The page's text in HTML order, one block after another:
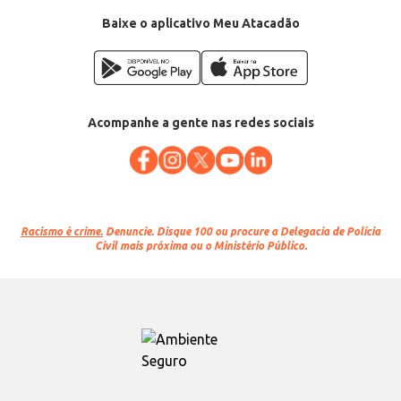
Baixe o aplicativo Meu Atacadão
Acompanhe a gente nas redes sociais
Racismo é crime. Denuncie. Disque 100 ou procure a Delegacia de Polícia
Civil mais próxima ou o Ministério Público.